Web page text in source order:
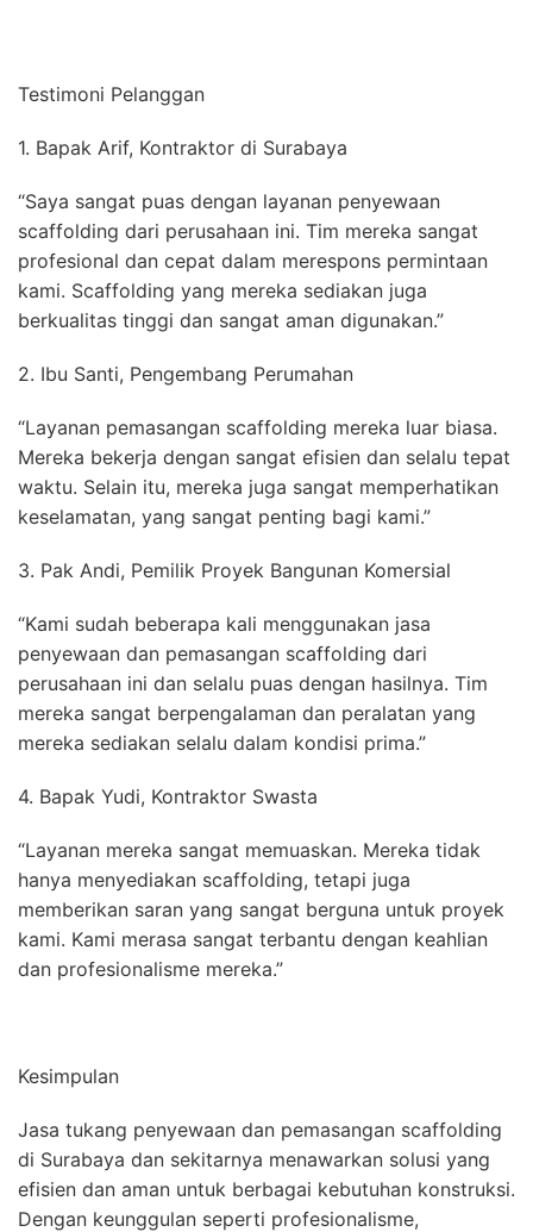
Testimoni Pelanggan
1. Bapak Arif, Kontraktor di Surabaya
“Saya sangat puas dengan layanan penyewaan
scaffolding dari perusahaan ini. Tim mereka sangat
profesional dan cepat dalam merespons permintaan
kami. Scaffolding yang mereka sediakan juga
berkualitas tinggi dan sangat aman digunakan.”
2. Ibu Santi, Pengembang Perumahan
“Layanan pemasangan scaffolding mereka luar biasa.
Mereka bekerja dengan sangat efisien dan selalu tepat
waktu. Selain itu, mereka juga sangat memperhatikan
keselamatan, yang sangat penting bagi kami.”
3. Pak Andi, Pemilik Proyek Bangunan Komersial
“Kami sudah beberapa kali menggunakan jasa
penyewaan dan pemasangan scaffolding dari
perusahaan ini dan selalu puas dengan hasilnya. Tim
mereka sangat berpengalaman dan peralatan yang
mereka sediakan selalu dalam kondisi prima.”
4. Bapak Yudi, Kontraktor Swasta
“Layanan mereka sangat memuaskan. Mereka tidak
hanya menyediakan scaffolding, tetapi juga
memberikan saran yang sangat berguna untuk proyek
kami. Kami merasa sangat terbantu dengan keahlian
dan profesionalisme mereka.”
Kesimpulan
Jasa tukang penyewaan dan pemasangan scaffolding
di Surabaya dan sekitarnya menawarkan solusi yang
efisien dan aman untuk berbagai kebutuhan konstruksi.
Dengan keunggulan seperti profesionalisme,